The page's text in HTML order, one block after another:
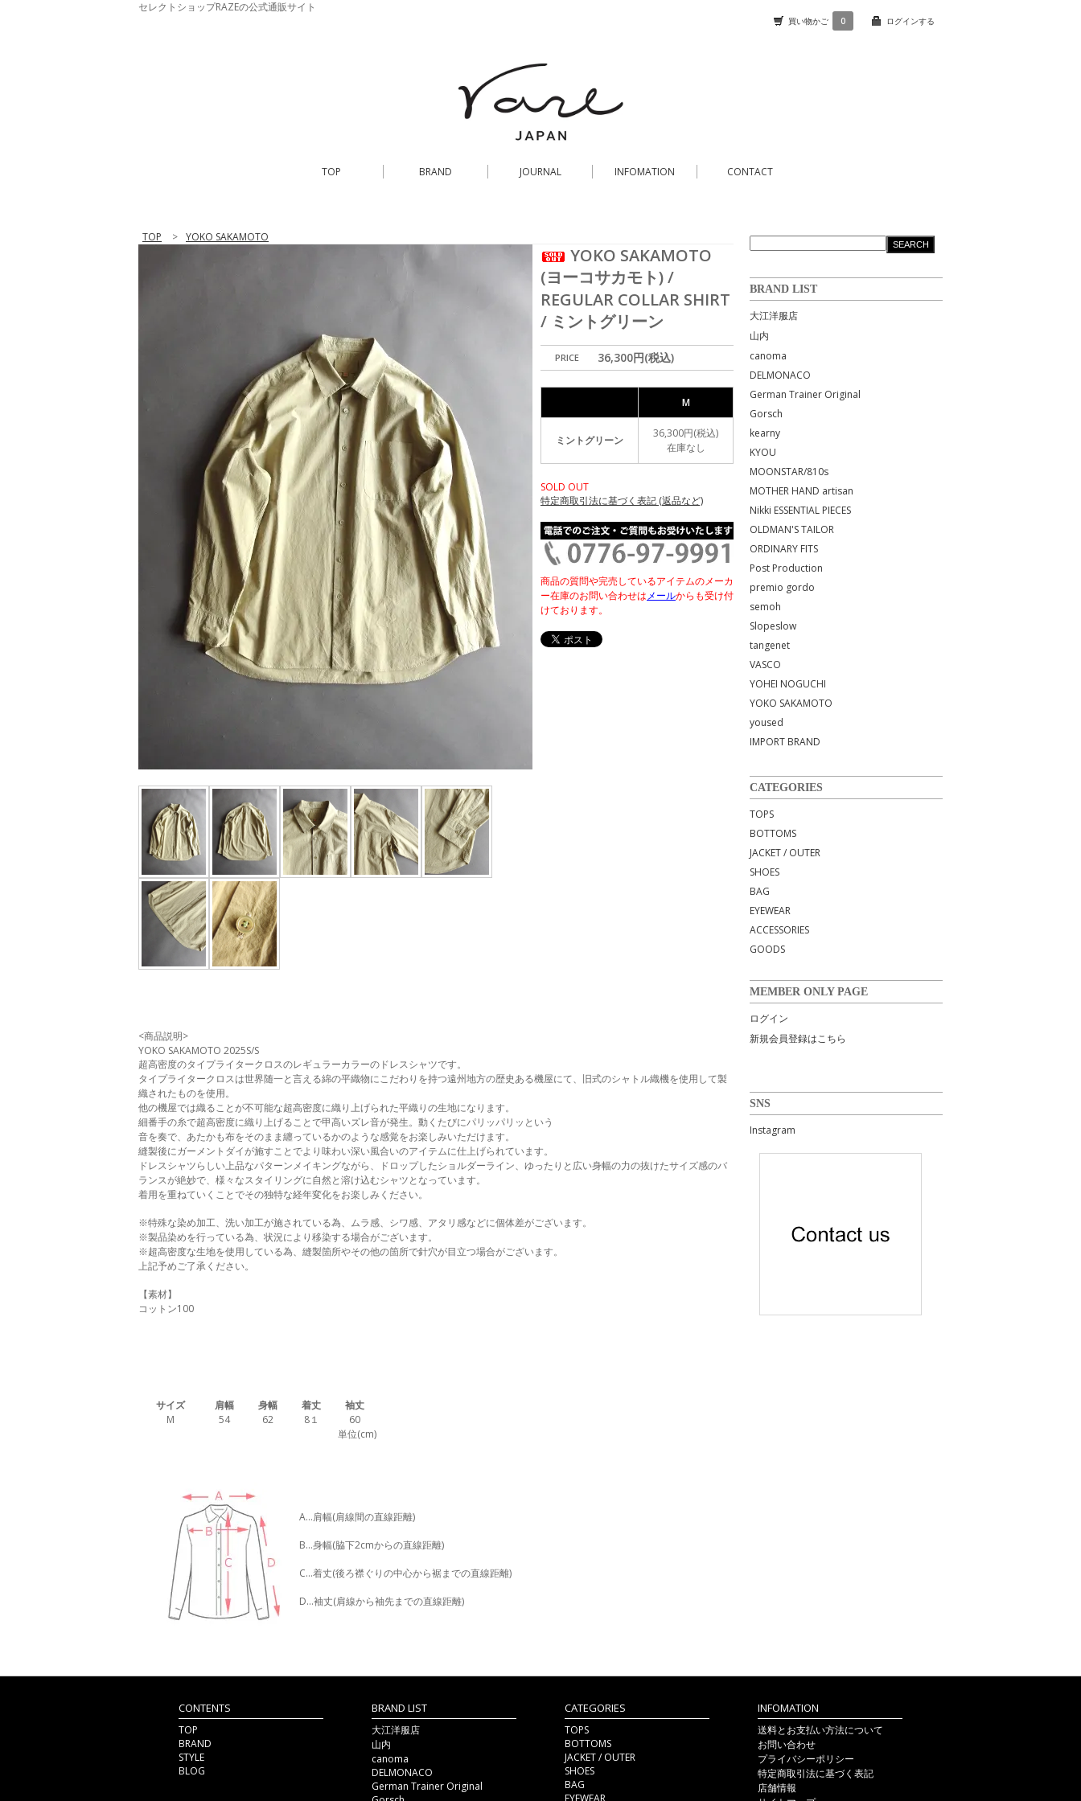
セレクトショップRAZEの公式通販サイト
ログインする
買い物かご 0
TOP BRAND JOURNAL INFOMATION CONTACT
TOP > YOKO SAKAMOTO
YOKO SAKAMOTO
(ヨーコサカモト) /
REGULAR COLLAR SHIRT
/ ミントグリーン
PRICE 36,300円(税込)
M
ミントグリーン
36,300円(税込)
在庫なし
SOLD OUT
特定商取引法に基づく表記 (返品など)
商品の質問や完売しているアイテムのメーカ
ー在庫のお問い合わせはメールからも受け付
けております。
<商品説明>
YOKO SAKAMOTO 2025S/S
超高密度のタイプライタークロスのレギュラーカラーのドレスシャツです。
タイプライタークロスは世界随一と言える綿の平織物にこだわりを持つ遠州地方の歴史ある機屋にて、旧式のシャトル織機を使用して製
織されたものを使用。
他の機屋では織ることが不可能な超高密度に織り上げられた平織りの生地になります。
細番手の糸で超高密度に織り上げることで甲高いズレ音が発生。動くたびにパリッパリッという
音を奏で、あたかも布をそのまま纏っているかのような感覚をお楽しみいただけます。
縫製後にガーメントダイが施すことでより味わい深い風合いのアイテムに仕上げられています。
ドレスシャツらしい上品なパターンメイキングながら、ドロップしたショルダーライン、ゆったりと広い身幅の力の抜けたサイズ感のバ
ランスが絶妙で、様々なスタイリングに自然と溶け込むシャツとなっています。
着用を重ねていくことでその独特な経年変化をお楽しみください。
※特殊な染め加工、洗い加工が施されている為、ムラ感、シワ感、アタリ感などに個体差がございます。
※製品染めを行っている為、状況により移染する場合がございます。
※超高密度な生地を使用している為、縫製箇所やその他の箇所で針穴が目立つ場合がございます。
上記予めご了承ください。
【素材】
コットン100
サイズ 肩幅 身幅 着丈
袖丈
M
54 62 8１
60
単位(cm)
A…肩幅(肩線間の直線距離)
B…身幅(脇下2cmからの直線距離)
C…着丈(後ろ襟ぐりの中心から裾までの直線距離)
D…袖丈(肩線から袖先までの直線距離)
BRAND LIST
大江洋服店
山内
canoma
DELMONACO
German Trainer Original
Gorsch
kearny
KYOU
MOONSTAR/810s
MOTHER HAND artisan
Nikki ESSENTIAL PIECES
OLDMAN'S TAILOR
ORDINARY FITS
Post Production
premio gordo
semoh
Slopeslow
tangenet
VASCO
YOHEI NOGUCHI
YOKO SAKAMOTO
yoused
IMPORT BRAND
CATEGORIES
TOPS
BOTTOMS
JACKET / OUTER
SHOES
BAG
EYEWEAR
ACCESSORIES
GOODS
MEMBER ONLY PAGE
ログイン
新規会員登録はこちら
SNS
Instagram
CONTENTS
TOP
BRAND
STYLE
BLOG
BRAND LIST
大江洋服店
山内
canoma
DELMONACO
German Trainer Original
CATEGORIES
TOPS
BOTTOMS
JACKET / OUTER
SHOES
BAG
INFOMATION
送料とお支払い方法について
お問い合わせ
プライバシーポリシー
特定商取引法に基づく表記
店舗情報